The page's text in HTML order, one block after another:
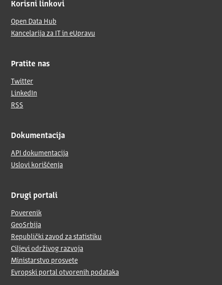
Korisni linkovi
Open Data Hub
Kancelarija za IT in eUpravu
Pratite nas
Twitter
LinkedIn
RSS
Dokumentacija
API dokumentacija
Uslovi korišćenja
Drugi portali
Poverenik
GeoSrbija
Republički zavod za statistiku
Ciljevi održivog razvoja
Ministarstvo prosvete
Evropski portal otvorenih podataka